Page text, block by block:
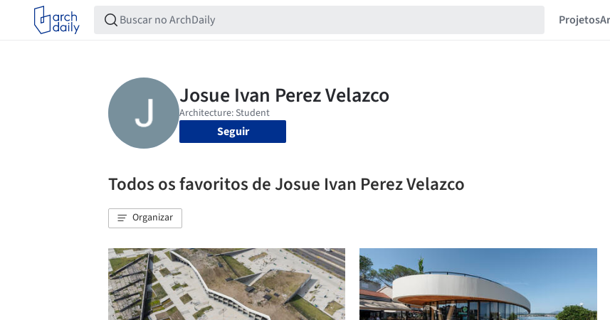
Projetos
Seguir
Todos os favoritos de Josue Ivan Perez Velazco
Organizar